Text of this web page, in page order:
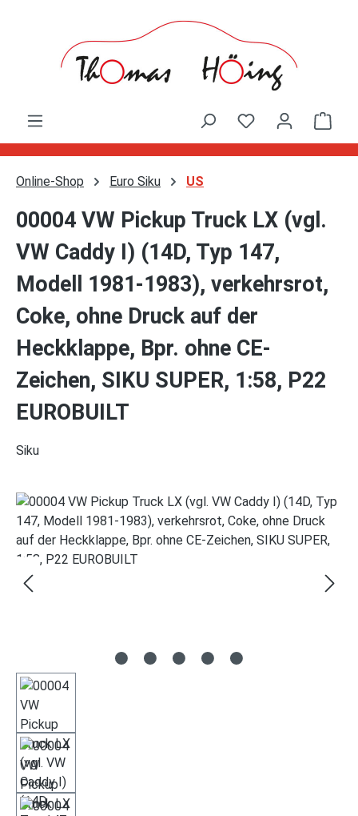
Online-Shop Euro Siku US
00004 VW Pickup Truck LX (vgl.
VW Caddy I) (14D, Typ 147,
Modell 1981-1983), verkehrsrot,
Coke, ohne Druck auf der
Heckklappe, Bpr. ohne CE-
Zeichen, SIKU SUPER, 1:58, P22
EUROBUILT
Siku
Bildergalerie überspringen